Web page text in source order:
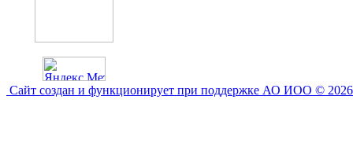
Сайт создан и функционирует при поддержке АО ИОО © 2026